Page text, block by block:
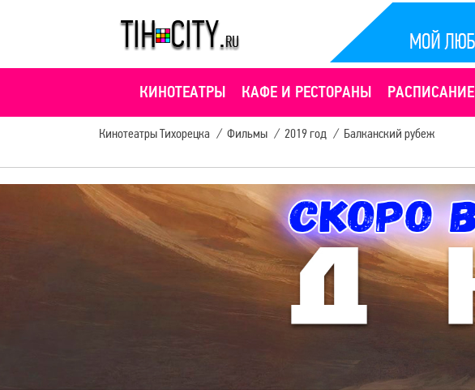
КИНОТЕАТРЫ КАФЕ И РЕСТОРАНЫ
Кинотеатры Тихорецка / Фильмы / 2019 год / Балканский рубеж